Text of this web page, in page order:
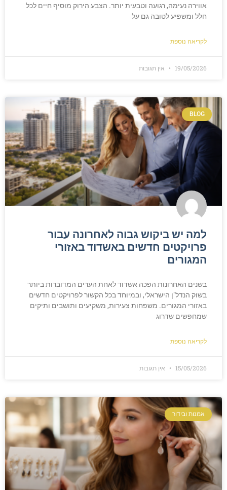
אווירה נעימה, רגועה וטבעית יותר. הצבע הירוק מוסיף חיים לכל
חלל ומשפיע לטובה גם על
לקריאה נוספת
19/05/2026 אין תגובות
BLOG
למה יש ביקוש גבוה לאחרונה עבור
פרויקטים חדשים באשדוד באזורי
המגורים
בשנים האחרונות הפכה אשדוד לאחת הערים המדוברות ביותר
בשוק הנדל"ן הישראלי, ובמיוחד בכל הקשור לפרויקטים חדשים
באזורי המגורים. משפחות צעירות, משקיעים ותושבים ותיקים
שמחפשים שדרוג
לקריאה נוספת
15/05/2026 אין תגובות
אמנות ובידור